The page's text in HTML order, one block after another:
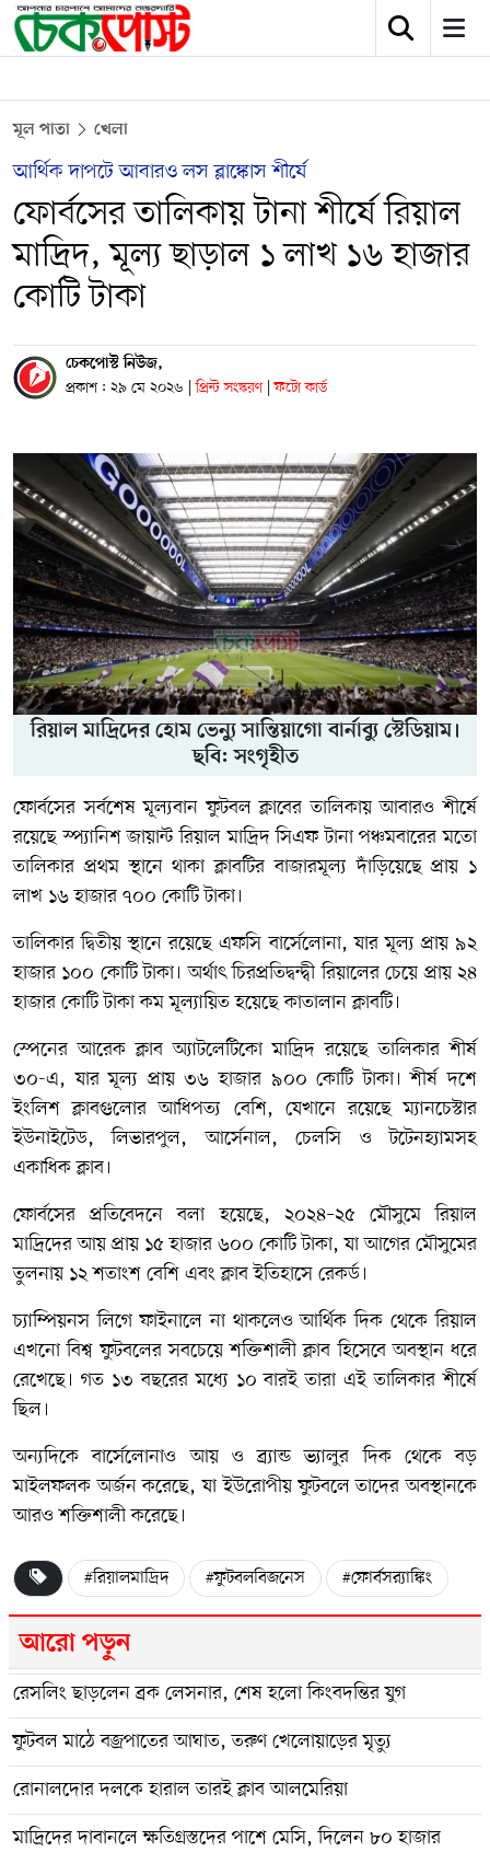
মূল পাতা খেলা
আর্থিক দাপটে আবারও লস ব্লাঙ্কোস শীর্ষে
ফোর্বসের তালিকায় টানা শীর্ষে রিয়াল
মাদ্রিদ, মূল্য ছাড়াল ১ লাখ ১৬ হাজার
কোটি টাকা
চেকপোস্ট নিউজ,
প্রকাশ : ২৯ মে ২০২৬ | প্রিন্ট সংস্করণ | ফটো কার্ড
রিয়াল মাদ্রিদের হোম ভেন্যু সান্তিয়াগো বার্নাব্যু স্টেডিয়াম।
ছবি: সংগৃহীত
ফোর্বসের সর্বশেষ মূল্যবান ফুটবল ক্লাবের তালিকায় আবারও শীর্ষে
রয়েছে স্প্যানিশ জায়ান্ট রিয়াল মাদ্রিদ সিএফ টানা পঞ্চমবারের মতো
তালিকার প্রথম স্থানে থাকা ক্লাবটির বাজারমূল্য দাঁড়িয়েছে প্রায় ১
লাখ ১৬ হাজার ৭০০ কোটি টাকা।
তালিকার দ্বিতীয় স্থানে রয়েছে এফসি বার্সেলোনা, যার মূল্য প্রায় ৯২
হাজার ১০০ কোটি টাকা। অর্থাৎ চিরপ্রতিদ্বন্দ্বী রিয়ালের চেয়ে প্রায় ২৪
হাজার কোটি টাকা কম মূল্যায়িত হয়েছে কাতালান ক্লাবটি।
স্পেনের আরেক ক্লাব অ্যাটলেটিকো মাদ্রিদ রয়েছে তালিকার শীর্ষ
৩০-এ, যার মূল্য প্রায় ৩৬ হাজার ৯০০ কোটি টাকা। শীর্ষ দশে
ইংলিশ ক্লাবগুলোর আধিপত্য বেশি, যেখানে রয়েছে ম্যানচেস্টার
ইউনাইটেড, লিভারপুল, আর্সেনাল, চেলসি ও টটেনহ্যামসহ
একাধিক ক্লাব।
ফোর্বসের প্রতিবেদনে বলা হয়েছে, ২০২৪–২৫ মৌসুমে রিয়াল
মাদ্রিদের আয় প্রায় ১৫ হাজার ৬০০ কোটি টাকা, যা আগের মৌসুমের
তুলনায় ১২ শতাংশ বেশি এবং ক্লাব ইতিহাসে রেকর্ড।
চ্যাম্পিয়নস লিগে ফাইনালে না থাকলেও আর্থিক দিক থেকে রিয়াল
এখনো বিশ্ব ফুটবলের সবচেয়ে শক্তিশালী ক্লাব হিসেবে অবস্থান ধরে
রেখেছে। গত ১৩ বছরের মধ্যে ১০ বারই তারা এই তালিকার শীর্ষে
ছিল।
অন্যদিকে বার্সেলোনাও আয় ও ব্র্যান্ড ভ্যালুর দিক থেকে বড়
মাইলফলক অর্জন করেছে, যা ইউরোপীয় ফুটবলে তাদের অবস্থানকে
আরও শক্তিশালী করেছে।
#রিয়ালমাদ্রিদ #ফুটবলবিজনেস #ফোর্বসর‍্যাঙ্কিং
আরো পড়ুন
রেসলিং ছাড়লেন ব্রক লেসনার, শেষ হলো কিংবদন্তির যুগ
ফুটবল মাঠে বজ্রপাতের আঘাত, তরুণ খেলোয়াড়ের মৃত্যু
রোনালদোর দলকে হারাল তারই ক্লাব আলমেরিয়া
মাদ্রিদের দাবানলে ক্ষতিগ্রস্তদের পাশে মেসি, দিলেন ৮০ হাজার